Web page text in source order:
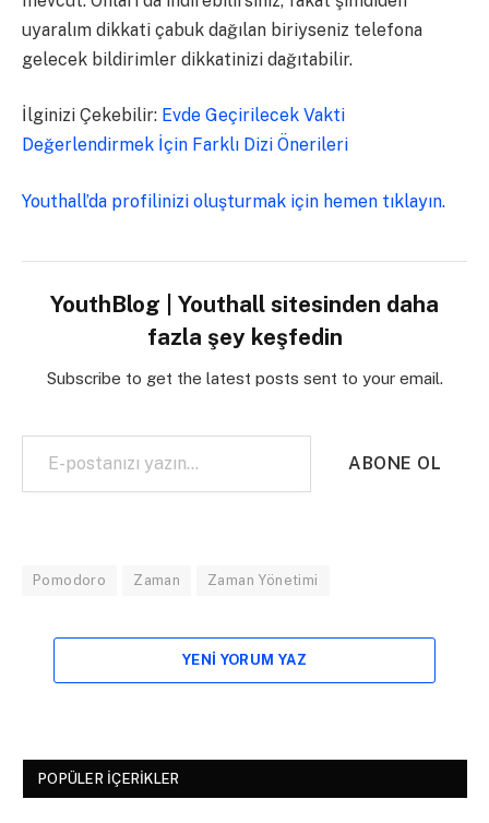
uyaralım dikkati çabuk dağılan biriyseniz telefona
gelecek bildirimler dikkatinizi dağıtabilir.
İlginizi Çekebilir: Evde Geçirilecek Vakti
Değerlendirmek İçin Farklı Dizi Önerileri
Youthall’da profilinizi oluşturmak için hemen tıklayın.
YouthBlog | Youthall sitesinden daha
fazla şey keşfedin
Subscribe to get the latest posts sent to your email.
E-postanızı yazın…
ABONE OL
Pomodoro Zaman Zaman Yönetimi
YENI YORUM YAZ
POPÜLER İÇERIKLER